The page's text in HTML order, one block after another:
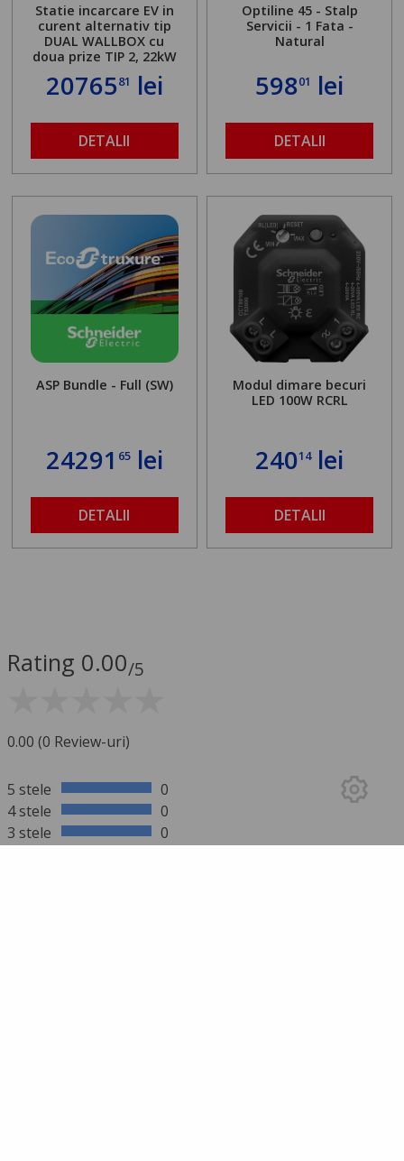
Statie incarcare EV in
curent alternativ tip
DUAL WALLBOX cu
doua prize TIP 2, 22kW
2076581 lei
DETALII
Optiline 45 - Stalp
Servicii - 1 Fata -
Natural
59801 lei
DETALII
ASP Bundle - Full (SW)
24291 65lei
DETALII
Modul dimare becuri
LED 100W RCRL
24014lei
DETALII
Rating 0.00/5
0.00 (0 Review-uri)
5 stele
0
4 stele
0
3 stele
0